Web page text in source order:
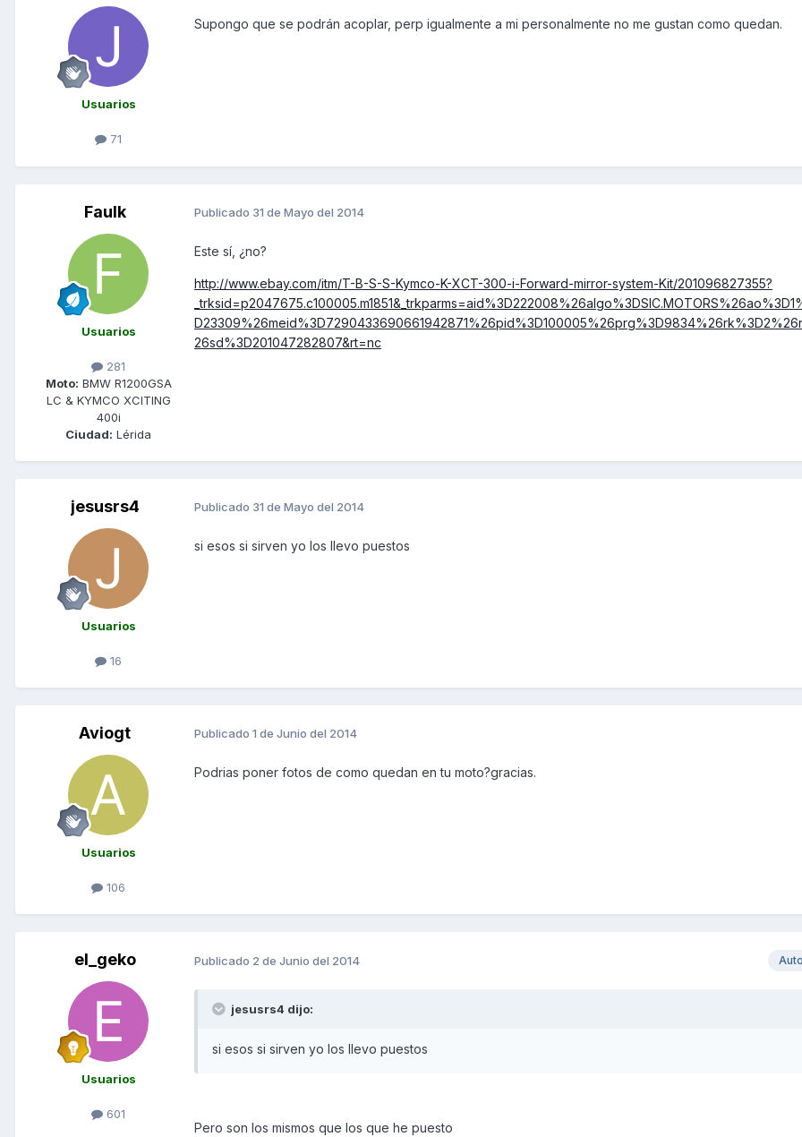
Usuarios
71
Supongo que se podrán acoplar, perp igualmente a mi personalmente no me gustan como quedan.
Faulk
Usuarios
281
Moto: BMW R1200GSA
LC & KYMCO XCITING
400i
Ciudad: Lérida
Publicado 31 de Mayo del 2014
Este sí, ¿no?
http://www.ebay.com/itm/T-B-S-S-Kymco-K-XCT-300-i-Forward-mirror-system-Kit/201096827355?
26sd%3D201047282807&rt=nc
jesusrs4
Usuarios
16
Publicado 31 de Mayo del 2014
si esos si sirven yo los llevo puestos
Aviogt
Usuarios
106
Publicado 1 de Junio del 2014
Podrias poner fotos de como quedan en tu moto?gracias.
el_geko
Usuarios
601
Publicado 2 de Junio del 2014
jesusrs4 dijo:
si esos si sirven yo los llevo puestos
Pero son los mismos que los que he puesto